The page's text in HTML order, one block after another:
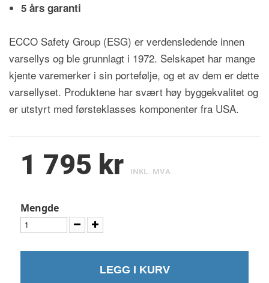
5 års garanti
ECCO Safety Group (ESG) er verdensledende innen
varsellys og ble grunnlagt i 1972. Selskapet har mange
kjente varemerker i sin portefølje, og et av dem er dette
varsellyset. Produktene har svært høy byggekvalitet og
er utstyrt med førsteklasses komponenter fra USA.
1 795 kr INKL. MVA
Mengde
LEGG I KURV